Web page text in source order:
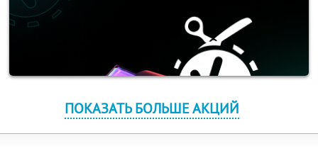
ПОКАЗАТЬ БОЛЬШЕ АКЦИЙ